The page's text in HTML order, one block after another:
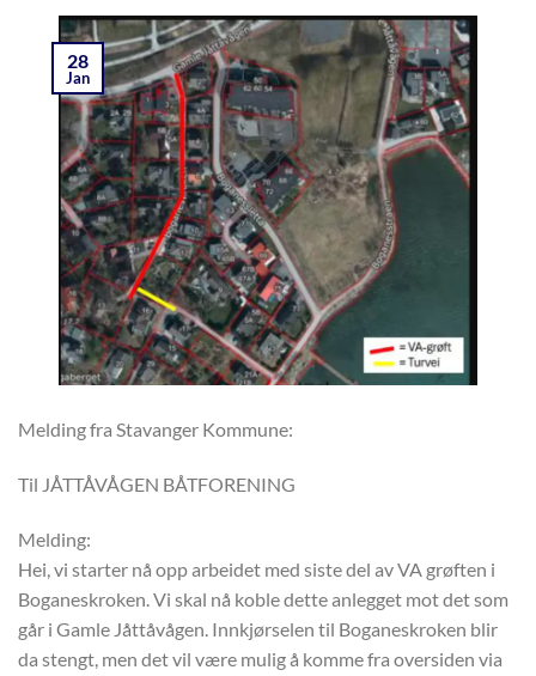
28
Jan
Melding fra Stavanger Kommune:
Til JÅTTÅVÅGEN BÅTFORENING
Melding:
Hei, vi starter nå opp arbeidet med siste del av VA grøften i
Boganeskroken. Vi skal nå koble dette anlegget mot det som
går i Gamle Jåttåvågen. Innkjørselen til Boganeskroken blir
da stengt, men det vil være mulig å komme fra oversiden via